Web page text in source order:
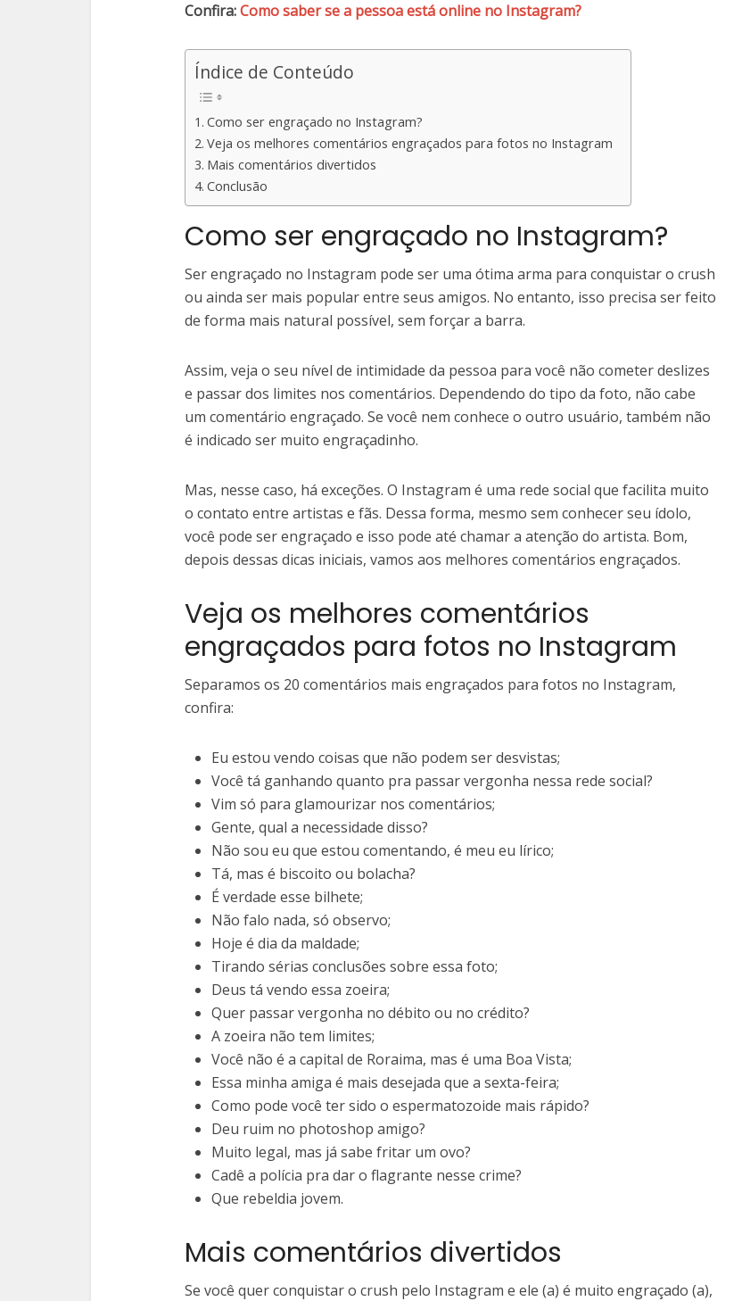
Confira:Como saber se a pessoa está online no Instagram?
Índice de Conteúdo
Como ser engraçado no Instagram?
Veja os melhores comentários engraçados para fotos no Instagram
Mais comentários divertidos
Conclusão
Como ser engraçado no Instagram?
Ser engraçado no Instagram pode ser uma ótima arma para conquistar o crush
ou ainda ser mais popular entre seus amigos. No entanto, isso precisa ser feito
de forma mais natural possível, sem forçar a barra.
Assim, veja o seu nível de intimidade da pessoa para você não cometer deslizes
e passar dos limites nos comentários. Dependendo do tipo da foto, não cabe
um comentário engraçado. Se você nem conhece o outro usuário, também não
é indicado ser muito engraçadinho.
Mas, nesse caso, há exceções. O Instagram é uma rede social que facilita muito
o contato entre artistas e fãs. Dessa forma, mesmo sem conhecer seu ídolo,
você pode ser engraçado e isso pode até chamar a atenção do artista. Bom,
depois dessas dicas iniciais, vamos aos melhores comentários engraçados.
Veja os melhores comentários
engraçados para fotos no Instagram
Separamos os 20 comentários mais engraçados para fotos no Instagram,
confira:
Eu estou vendo coisas que não podem ser desvistas;
Você tá ganhando quanto pra passar vergonha nessa rede social?
Vim só para glamourizar nos comentários;
Gente, qual a necessidade disso?
Não sou eu que estou comentando, é meu eu lírico;
Tá, mas é biscoito ou bolacha?
É verdade esse bilhete;
Não falo nada, só observo;
Hoje é dia da maldade;
Tirando sérias conclusões sobre essa foto;
Deus tá vendo essa zoeira;
Quer passar vergonha no débito ou no crédito?
A zoeira não tem limites;
Você não é a capital de Roraima, mas é uma Boa Vista;
Essa minha amiga é mais desejada que a sexta-feira;
Como pode você ter sido o espermatozoide mais rápido?
Deu ruim no photoshop amigo?
Muito legal, mas já sabe fritar um ovo?
Cadê a polícia pra dar o flagrante nesse crime?
Que rebeldia jovem.
Mais comentários divertidos
Se você quer conquistar o crush pelo Instagram e ele (a) é muito engraçado (a),